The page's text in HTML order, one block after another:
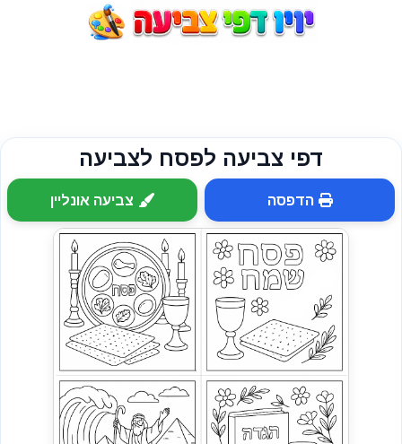
דפי צביעה לפסח לצביעה
הדפסה צביעה אונליין